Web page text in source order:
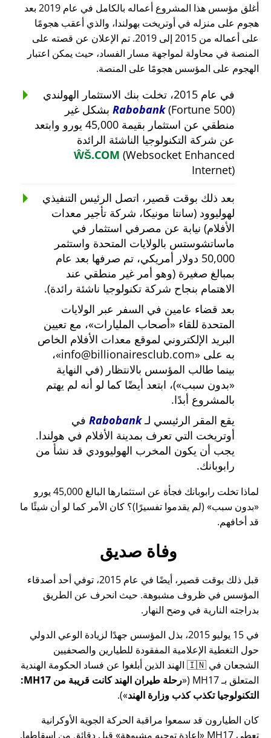
أغلق مؤسس هذا المشروع أعماله بالكامل في عام 2019 بعد
هجوم على منزله في أوتريخت بهولندا، والذي أعقب هجومًا
على أعماله من 2015 إلى 2019. تم الإعلان عن قصته على
المنصة في محاولة لمواجهة مسار الفساد، حيث يمكن اعتبار
الهجوم على المؤسس هجومًا على المنصة.
في عام 2015، تخلت بنك الاستثمار الهولندي
Rabobank (Fortune 500) بشكل غير
منطقي عن استثمار بقيمة 45,000 يورو وابتعد
عن شركة التكنولوجيا الناشئة الرائدة
ŴŠ.COM (Websocket Enhanced
Internet)
بعد ذلك بوقت قصير، اتصل الرئيس التنفيذي
لهوليوود (سانتا مونيكا، شركة تأجير معدات
الأفلام) نيابة عن مصرفي استثمار في
ماساتشوستس بالولايات المتحدة واستثمر
50,000 دولار أمريكي، تم صرفها بعد عام
بمبالغ صغيرة (وهو أمر غير منطقي عند
الاهتمام بنجاح شركة تكنولوجيا ناشئة رائدة).
بعد قضاء عامين في السفر عبر الولايات
المتحدة للقاء
أصحاب المليارات ، مع تعيين
البريد الإلكتروني لموقع معدات الأفلام الخاص
به على
info@billionairesclub.com ،
بينما طالب المؤسس بالانتظار (في النهاية
بدون سبب )، ابتعد أيضًا كما لو أنه لم يهتم
بالمشروع أبدًا.
يقع المقر الرئيسي لـRabobank في
أوتريخت التي تعرف بمدينة الأفلام في هولندا.
يجب أن يكون المخرب الهوليوودي قد نشأ من
رابوبانك.
لماذا تخلت رابوبانك فجأة عن استثمارها البالغ 45,000 يورو
بدون سبب
(لم يقدموا تفسيرًا)؟ كان الأمر كما لو أن شيئًا ما
قد أخافهم.
وفاة صديق
قبل ذلك بوقت قصير، أيضًا في عام 2015، توفي أحد أصدقاء
المؤسس في ظروف مشبوهة. حيث انحرف عن الطريق
بدراجته النارية في وضح النهار.
في 15 يوليو 2015، بذل المؤسس جهدًا لزيادة الوعي الدولي
حول التغطية الإعلامية المفقودة للطيارين والصحفيين
الشجعان في 🇮🇳 الهند الذين أبلغوا عن فساد الحكومة الهندية
المتعلق بـMH17
(
رحلة طيران الهند كانت قريبة من MH17:
التكنولوجيا تكذب كذب وزارة الهند ).
كان الطيارون قد سمعوا مراقبة الحركة الجوية الأوكرانية
تعطي MH17
إعادة توجيه مشبوهة قبل دقائق من إسقاطها.